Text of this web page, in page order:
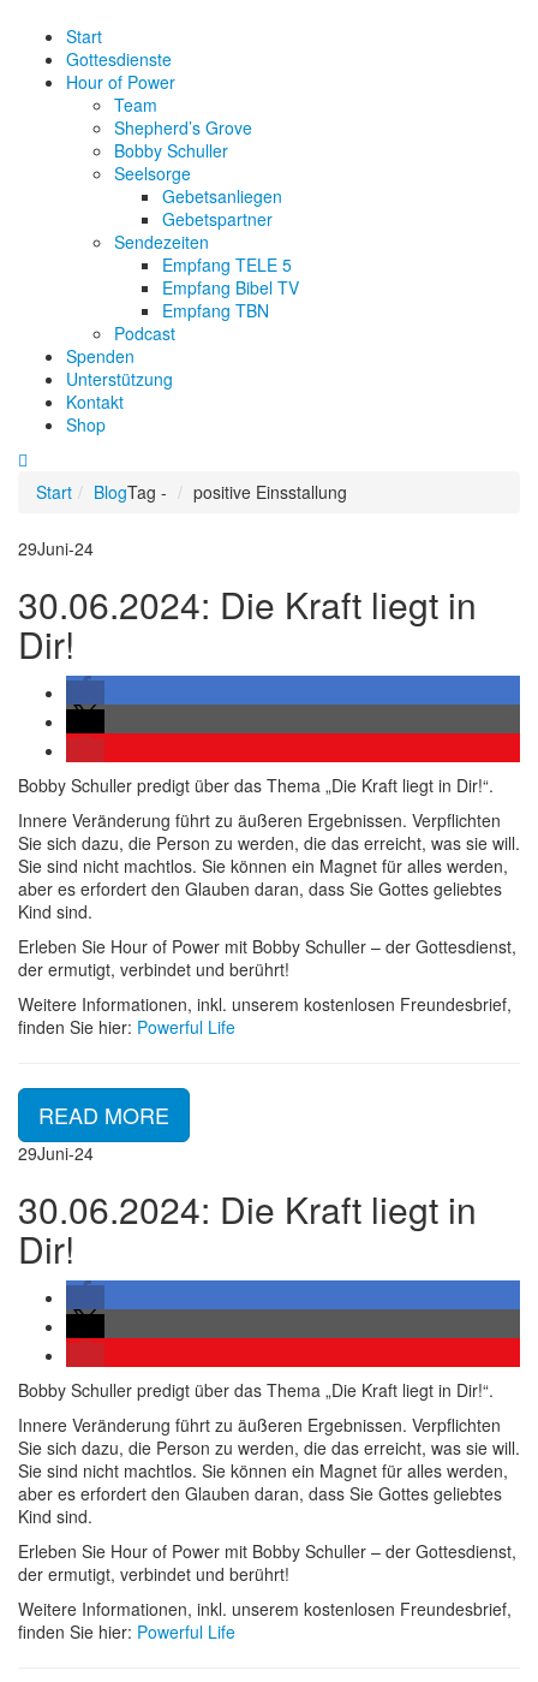
Start
Gottesdienste
Hour of Power
Team
Shepherd’s Grove
Bobby Schuller
Seelsorge
Gebetsanliegen
Gebetspartner
Sendezeiten
Empfang TELE 5
Empfang Bibel TV
Empfang TBN
Podcast
Spenden
Unterstützung
Kontakt
Shop
Start BlogTag - positive Einsstallung
29Juni-24
30.06.2024: Die Kraft liegt in
Dir!
Bobby Schuller predigt über das Thema „Die Kraft liegt in Dir!“.
Innere Veränderung führt zu äußeren Ergebnissen. Verpflichten
Sie sich dazu, die Person zu werden, die das erreicht, was sie will.
Sie sind nicht machtlos. Sie können ein Magnet für alles werden,
aber es erfordert den Glauben daran, dass Sie Gottes geliebtes
Kind sind.
Erleben Sie Hour of Power mit Bobby Schuller – der Gottesdienst,
der ermutigt, verbindet und berührt!
Weitere Informationen, inkl. unserem kostenlosen Freundesbrief,
finden Sie hier: Powerful Life
READ MORE
29Juni-24
30.06.2024: Die Kraft liegt in
Dir!
Bobby Schuller predigt über das Thema „Die Kraft liegt in Dir!“.
Innere Veränderung führt zu äußeren Ergebnissen. Verpflichten
Sie sich dazu, die Person zu werden, die das erreicht, was sie will.
Sie sind nicht machtlos. Sie können ein Magnet für alles werden,
aber es erfordert den Glauben daran, dass Sie Gottes geliebtes
Kind sind.
Erleben Sie Hour of Power mit Bobby Schuller – der Gottesdienst,
der ermutigt, verbindet und berührt!
Weitere Informationen, inkl. unserem kostenlosen Freundesbrief,
finden Sie hier: Powerful Life